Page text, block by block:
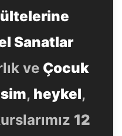
Sanatlar
ve Çocuk
, heykel,
12